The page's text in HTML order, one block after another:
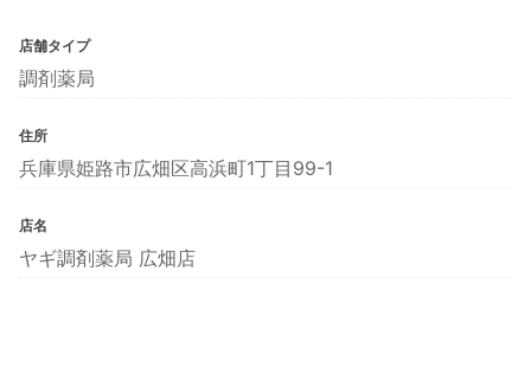
店舗タイプ
調剤薬局
住所
兵庫県姫路市広畑区高浜町1丁目99-1
店名
ヤギ調剤薬局 広畑店